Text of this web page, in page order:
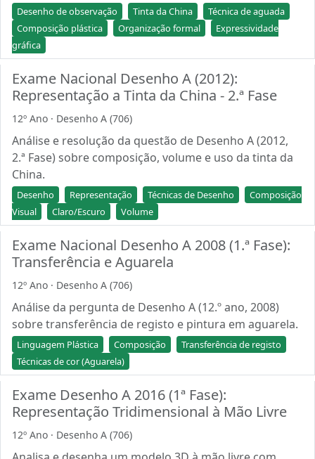
Desenho de observação Tinta da China
Técnica de aguada
Composição plástica
Organização formal
Expressividade
gráfica
Exame Nacional Desenho A (2012):
Representação a Tinta da China - 2.ª Fase
12º Ano · Desenho A (706)
Análise e resolução da questão de Desenho A (2012,
2.ª Fase) sobre composição, volume e uso da tinta da
China.
Desenho Representação Técnicas de Desenho
Composição
Visual
Claro/Escuro Volume
Exame Nacional Desenho A 2008 (1.ª Fase):
Transferência e Aguarela
12º Ano · Desenho A (706)
Análise da pergunta de Desenho A (12.º ano, 2008)
sobre transferência de registo e pintura em aguarela.
Linguagem Plástica Composição
Transferência de registo
Técnicas de cor (Aguarela)
Exame Desenho A 2016 (1ª Fase):
Representação Tridimensional à Mão Livre
12º Ano · Desenho A (706)